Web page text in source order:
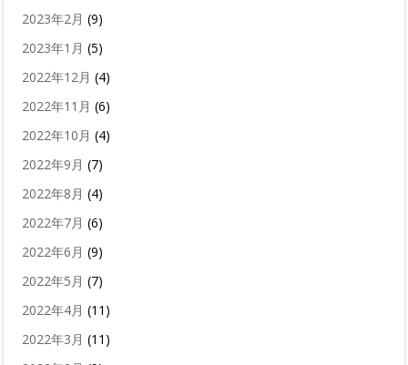
2023年2月 (9)
2023年1月 (5)
2022年12月 (4)
2022年11月 (6)
2022年10月 (4)
2022年9月 (7)
2022年8月 (4)
2022年7月 (6)
2022年6月 (9)
2022年5月 (7)
2022年4月 (11)
2022年3月 (11)